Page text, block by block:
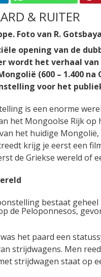
& RUITER
opening van de
wordt het verhaal
(600 – 1.400
voor het
is een enorme
het Mongoolse Rijk
het huidige
krijg je eerst een
de Griekse wereld of
bestaat
het paard een
strijdwagens. Men
strijdwagen staat op